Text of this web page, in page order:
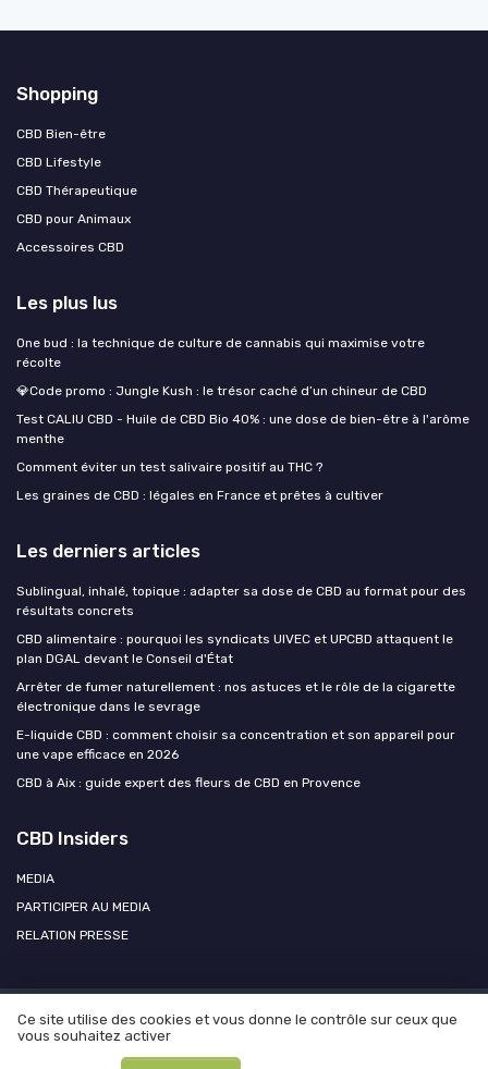
Shopping
CBD Bien-être
CBD Lifestyle
CBD Thérapeutique
CBD pour Animaux
Accessoires CBD
Les plus lus
One bud : la technique de culture de cannabis qui maximise votre
récolte
💎Code promo : Jungle Kush : le trésor caché d’un chineur de CBD
Test CALIU CBD - Huile de CBD Bio 40% : une dose de bien-être à l'arôme
menthe
Comment éviter un test salivaire positif au THC ?
Les graines de CBD : légales en France et prêtes à cultiver
Les derniers articles
Sublingual, inhalé, topique : adapter sa dose de CBD au format pour des
résultats concrets
CBD alimentaire : pourquoi les syndicats UIVEC et UPCBD attaquent le
plan DGAL devant le Conseil d'État
Arrêter de fumer naturellement : nos astuces et le rôle de la cigarette
électronique dans le sevrage
E-liquide CBD : comment choisir sa concentration et son appareil pour
une vape efficace en 2026
CBD à Aix : guide expert des fleurs de CBD en Provence
CBD Insiders
MEDIA
PARTICIPER AU MEDIA
RELATION PRESSE
Mentions légales Politique de confidentialité
Participer au
média ?
Ce site utilise des cookies et vous donne le contrôle sur ceux que
vous souhaitez activer